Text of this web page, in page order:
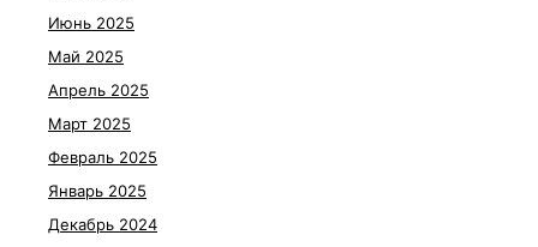
Июнь 2025
Май 2025
Апрель 2025
Март 2025
Февраль 2025
Январь 2025
Декабрь 2024